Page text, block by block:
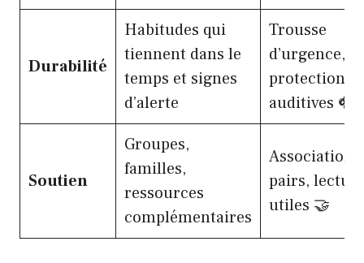
Durabilité
Habitudes qui
tiennent dans le
temps et signes
d’alerte
Trousse
d’urgence,
protections
auditives 🎧
Soutien
Groupes,
familles,
ressources
complémentaires
Associations,
pairs,
utiles 🤝